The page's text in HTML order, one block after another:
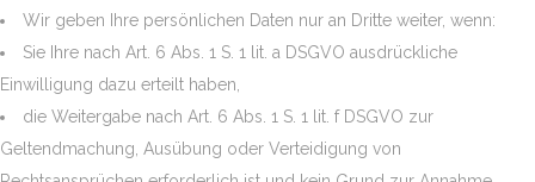
Wir geben Ihre persönlichen Daten nur an Dritte weiter, wenn:
Sie Ihre nach Art. 6 Abs. 1 S. 1 lit. a DSGVO ausdrückliche
Einwilligung dazu erteilt haben,
die Weitergabe nach Art. 6 Abs. 1 S. 1 lit. f DSGVO zur
Geltendmachung, Ausübung oder Verteidigung von